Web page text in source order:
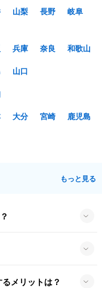
山梨 長野
岐阜
兵庫 奈良
和歌山
山口
大分 宮崎
鹿児島
もっと見る
メリットは？